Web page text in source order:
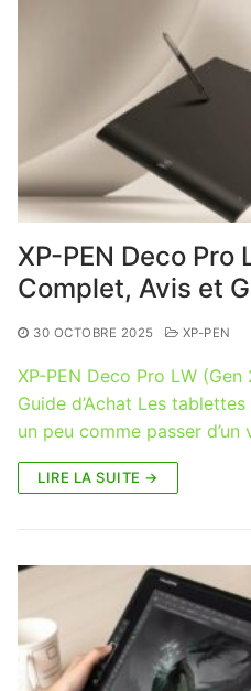
XP-PEN Deco Pro
Complet, Avis et
30 OCTOBRE 2025 XP-PEN
XP-PEN Deco Pro LW
Guide d’Achat Les
un peu comme passer d’un
LIRE LA SUITE →